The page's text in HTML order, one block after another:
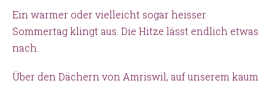
Ein warmer oder vielleicht sogar heisser
Sommertag klingt aus. Die Hitze lässt endlich etwas
nach.
Über den Dächern von Amriswil, auf unserem kaum